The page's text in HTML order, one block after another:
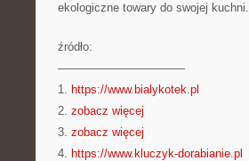
ekologiczne towary do swojej kuchni.
źródło:
———————————
1. https://www.bialykotek.pl
2. zobacz więcej
3. zobacz więcej
4. https://www.kluczyk-dorabianie.pl